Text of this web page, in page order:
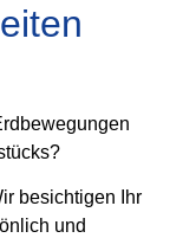
besichtigen Ihr
und